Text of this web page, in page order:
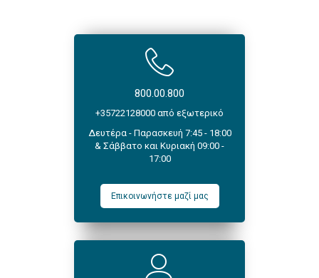
800.00.800
+35722128000 από εξωτερικό
Δευτέρα - Παρασκευή 7:45 - 18:00
& Σάββατο και Κυριακή 09:00 -
17:00
Επικοινωνήστε μαζί μας